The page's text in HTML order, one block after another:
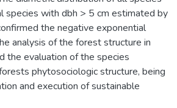
species with dbh > 5 cm estimated by
the negative exponential
analysis of the forest structure in
the evaluation of the species
phytosociologic structure, being
and execution of sustainable